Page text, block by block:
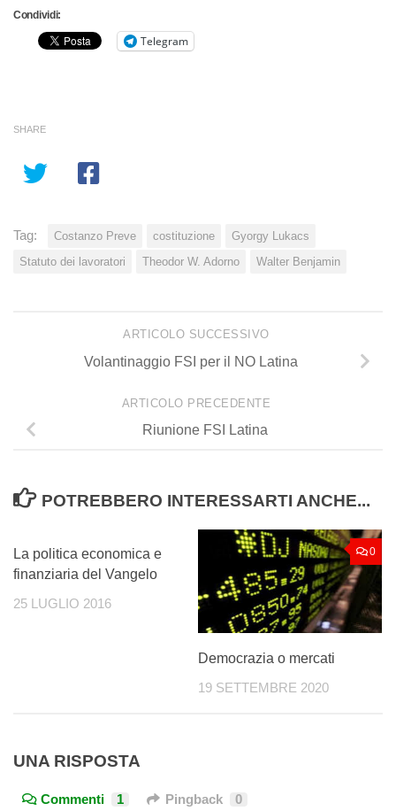
Condividi:
Telegram
SHARE
Tag: Costanzo Preve costituzione
Gyorgy Lukacs
Statuto dei lavoratori
Theodor W. Adorno Walter Benjamin
ARTICOLO SUCCESSIVO
Volantinaggio FSI per il NO Latina
ARTICOLO PRECEDENTE
Riunione FSI Latina
POTREBBERO INTERESSARTI ANCHE...
La politica economica e
finanziaria del Vangelo
25 LUGLIO 2016
0
Democrazia o mercati
19 SETTEMBRE 2020
UNA RISPOSTA
Commenti 1 Pingback 0